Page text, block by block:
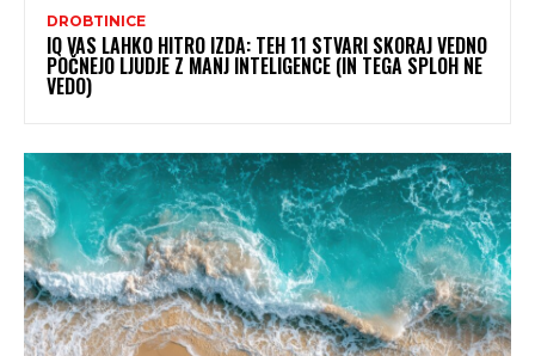
DROBTINICE
IQ VAS LAHKO HITRO IZDA: TEH 11 STVARI SKORAJ VEDNO
POČNEJO LJUDJE Z MANJ INTELIGENCE (IN TEGA SPLOH NE
VEDO)